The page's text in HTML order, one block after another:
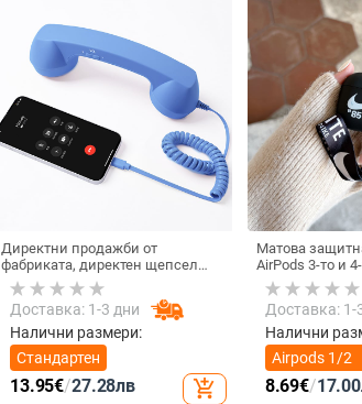
Директни продажби от
фабриката, директен щепсел
тип C, мобилен телефон, Douyin
Internet Celebrity, електрически
микрофон, слушалки с C порт,
кабелна слушалка
Доставка: 1-3 дни
Налични размери:
Стандартен
13.95€/27.28лв add_shopping_cart
Матова
AirPods 3-то и
Доставка: 1-
Налични
Airpods 1/2
поколение
8.69€/17.00